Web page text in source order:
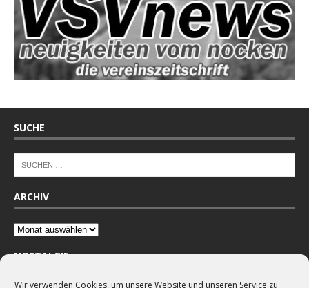
Wir verwenden Cookies, um unsere Website und unseren Service zu
SUCHE
ARCHIV
NOSTALGIE